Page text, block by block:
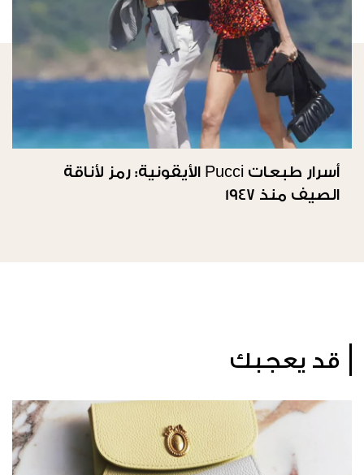
أسرار طبعات Pucci الأيقونية: رمز لأناقة
الصيف منذ 1947
قد يعجبك